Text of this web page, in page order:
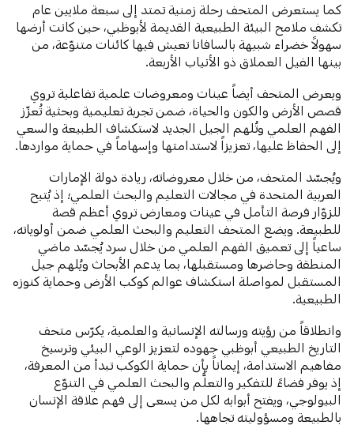
كما يستعرض المتحف رحلة زمنية تمتد إلى سبعة ملايين عام
تكشف ملامح البيئة الطبيعية القديمة لأبوظبي، حين كانت أرضها
سهولاً خضراء شبيهة بالسافانا تعيش فيها كائنات متنوّعة، من
بينها الفيل العملاق ذو الأنياب الأربعة.
ويعرض المتحف أيضاً عينات ومعروضات علمية تفاعلية تروي
قصص الأرض والكون والحياة، ضمن تجربة تعليمية وبحثية تُعزّز
الفهم العلمي وتُلهم الجيل الجديد لاستكشاف الطبيعة والسعي
إلى الحفاظ عليها، تعزيزاً لاستدامتها وإسهاماً في حماية مواردها.
ويُجسّد المتحف، من خلال معروضاته، ريادة دولة الإمارات
العربية المتحدة في مجالات التعليم والبحث العلمي؛ إذ يُتيح
للزوّار فرصة التأمل في عينات ومعارض تروي أعظم قصة
للطبيعة. ويضع المتحف التعليم والبحث العلمي ضمن أولوياته،
ساعياً إلى تعميق الفهم العلمي من خلال سرد يُجسّد ماضي
المنطقة وحاضرها ومستقبلها، بما يدعم الأبحاث ويُلهم جيل
المستقبل لمواصلة استكشاف عوالم كوكب الأرض وحماية كنوزه
الطبيعية.
وانطلاقاً من رؤيته ورسالته الإنسانية والعلمية، يكرّس متحف
التاريخ الطبيعي أبوظبي جهوده لتعزيز الوعي البيئي وترسيخ
مفاهيم الاستدامة، إيماناً بأن حماية الكوكب تبدأ من المعرفة،
إذ يوفر فضاءً للتفكير والتعلُّم والبحث العلمي في التنوّع
البيولوجي، ويفتح أبوابه لكل من يسعى إلى فهم علاقة الإنسان
بالطبيعة ومسؤوليته تجاهها.